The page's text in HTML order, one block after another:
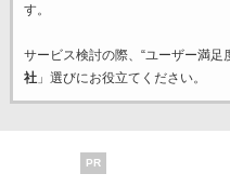
す。
サービス検討の際、“ユーザー満足
社」選びにお役立てください。
PR